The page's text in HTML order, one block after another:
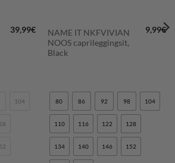
39,99€
104
NAME IT NKFVIVIAN
NOOS caprileggingsit,
Black
9,99€
80 86 92 98 104
110 116 122 128
134 140 146 152